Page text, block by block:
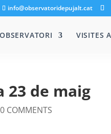
info@observatoridepujalt.cat
VISITES
23 de maig
0 COMMENTS